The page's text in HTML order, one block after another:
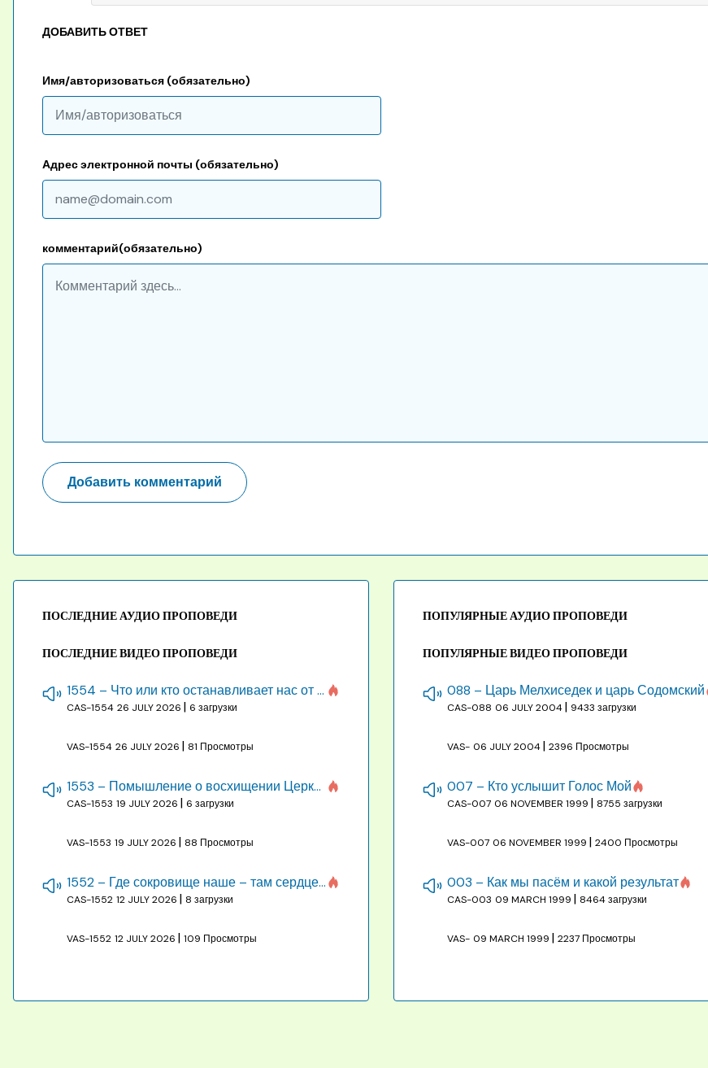
ДОБАВИТЬ ОТВЕТ
комментарий(обязательно)
Имя/авторизоваться (обязательно)
Адрес электронной почты (обязательно)
ПОСЛЕДНИЕ АУДИО ПРОПОВЕДИ
ПОСЛЕДНИЕ ВИДЕО ПРОПОВЕДИ
1554 – Что или кто останавливает нас от созидания строения Божия
CAS-1554 26 JULY 2026 | 6 загрузки
VAS-1554 26 JULY 2026 | 81 Просмотры
1553 – Помышление о восхищении Церкви на бракосочетании, во всякое время
CAS-1553 19 JULY 2026 | 6 загрузки
VAS-1553 19 JULY 2026 | 88 Просмотры
1552 – Где сокровище наше – там сердце, там помышления
CAS-1552 12 JULY 2026 | 8 загрузки
VAS-1552 12 JULY 2026 | 109 Просмотры
ПОПУЛЯРНЫЕ АУДИО ПРОПОВЕДИ
ПОПУЛЯРНЫЕ ВИДЕО ПРОПОВЕДИ
088 – Царь Мелхиседек и царь Содомский
CAS-088 06 JULY 2004 | 9433 загрузки
VAS- 06 JULY 2004 |2396 Просмотры
007 – Кто услышит Голос Мой
CAS-007 06 NOVEMBER 1999 | 8755 загрузки
VAS-007 06 NOVEMBER 1999 |2400 Просмотры
003 – Как мы пасём и какой результат
CAS-003 09 MARCH 1999 | 8464 загрузки
VAS- 09 MARCH 1999 |2237 Просмотры